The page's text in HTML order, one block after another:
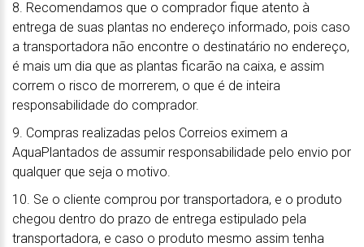
8. Recomendamos que o comprador fique atento à
entrega de suas plantas no endereço informado, pois caso
a transportadora não encontre o destinatário no endereço,
é mais um dia que as plantas ficarão na caixa, e assim
correm o risco de morrerem, o que é de inteira
responsabilidade do comprador.
9. Compras realizadas pelos Correios eximem a
AquaPlantados de assumir responsabilidade pelo envio por
qualquer que seja o motivo.
10. Se o cliente comprou por transportadora, e o produto
chegou dentro do prazo de entrega estipulado pela
transportadora, e caso o produto mesmo assim tenha